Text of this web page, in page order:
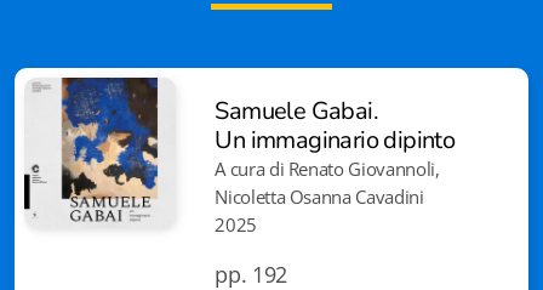
Samuele Gabai.
Un immaginario dipinto
A cura di Renato Giovannoli,
Nicoletta Osanna Cavadini
2025
pp. 192